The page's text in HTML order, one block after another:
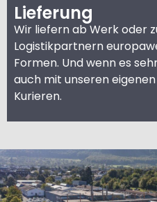
Lieferung
Wir liefern ab Werk oder
Logistikpartnern
Formen. Und wenn es
auch mit unseren
Kurieren.